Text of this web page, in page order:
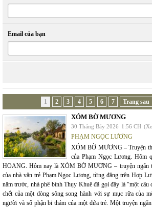
Email của bạn
1 2 3 4 5 6 7 Trang sau
XÓM BỜ MƯƠNG
30 Tháng Bảy 2026 1:56 CH
PHẠM NGỌC LƯƠNG
XÓM BỜ MƯƠNG – Truyện
của Phạm Ngọc Lương. Hôm
HOANG. Hôm nay là XÓM BỜ MƯƠNG – truyện ngắn
của nhà văn trẻ Phạm Ngọc Lương, từng đăng trên Hợp
năm trước, nhà phê bình Thụy Khuê đã gọi đây là "một
chết của một dòng sông song hành với sự mục rữa của
người và số phận bi thảm của một đứa trẻ. Một truyện